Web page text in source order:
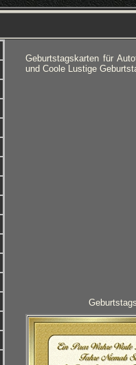
Geburtstagskarten für
und Coole Lustige